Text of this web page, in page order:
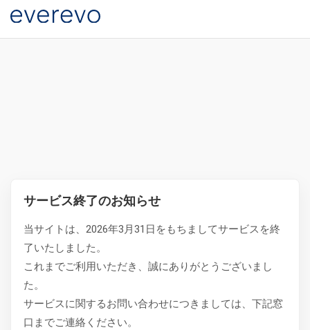
サービス終了のお知らせ
当サイトは、2026年3月31日をもちましてサービスを終
了いたしました。
これまでご利用いただき、誠にありがとうございまし
た。
サービスに関するお問い合わせにつきましては、下記窓
口までご連絡ください。